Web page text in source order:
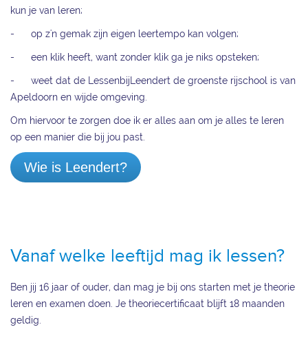
kun je van leren;
- op z'n gemak zijn eigen leertempo kan volgen;
- een klik heeft, want zonder klik ga je niks opsteken;
- weet dat de LessenbijLeendert de groenste rijschool is van
Apeldoorn en wijde omgeving.
Om hiervoor te zorgen doe ik er alles aan om je alles te leren
op een manier die bij jou past.
Wie is Leendert?
Vanaf welke leeftijd mag ik lessen?
Ben jij 16 jaar of ouder, dan mag je bij ons starten met je theorie
leren en examen doen. Je theoriecertificaat blijft 18 maanden
geldig.